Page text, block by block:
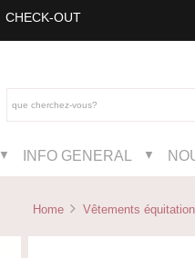
CHECK-OUT
▼ INFO GENERAL ▼
Home Vêtements équitation